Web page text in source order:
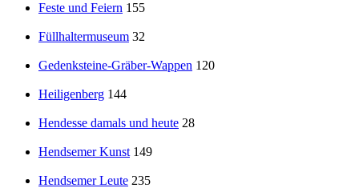
Feste und Feiern 155
Füllhaltermuseum 32
Gedenksteine-Gräber-Wappen 120
Heiligenberg 144
Hendesse damals und heute 28
Hendsemer Kunst 149
Hendsemer Leute 235